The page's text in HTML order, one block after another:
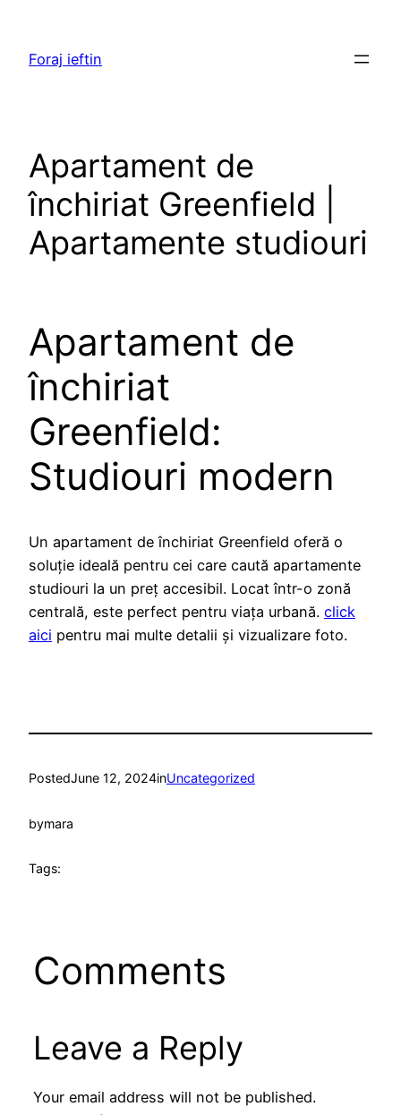
content
Foraj ieftin
Apartament de
închiriat Greenfield |
Apartamente studiouri
Apartament de
închiriat
Greenfield:
Studiouri modern
Un apartament de închiriat Greenfield oferă o
soluție ideală pentru cei care caută apartamente
studiouri la un preț accesibil. Locat într-o zonă
centrală, este perfect pentru viața urbană. click
aici pentru mai multe detalii și vizualizare foto.
PostedJune 12, 2024inUncategorized
bymara
Tags:
Comments
Leave a Reply
Your email address will not be published.